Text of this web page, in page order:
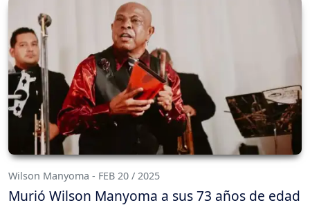
Wilson Manyoma - FEB 20 / 2025
Murió Wilson Manyoma a sus 73 años de edad